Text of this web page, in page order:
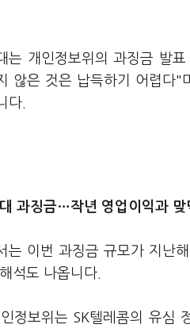
는 개인정보위의 과징금 발
않은 것은 납득하기 어렵다
다.
과징금…작년 영업이익과 맞
는 이번 과징금 규모가 지난
석도 나옵니다.
정보위는 SK텔레콤의 유심